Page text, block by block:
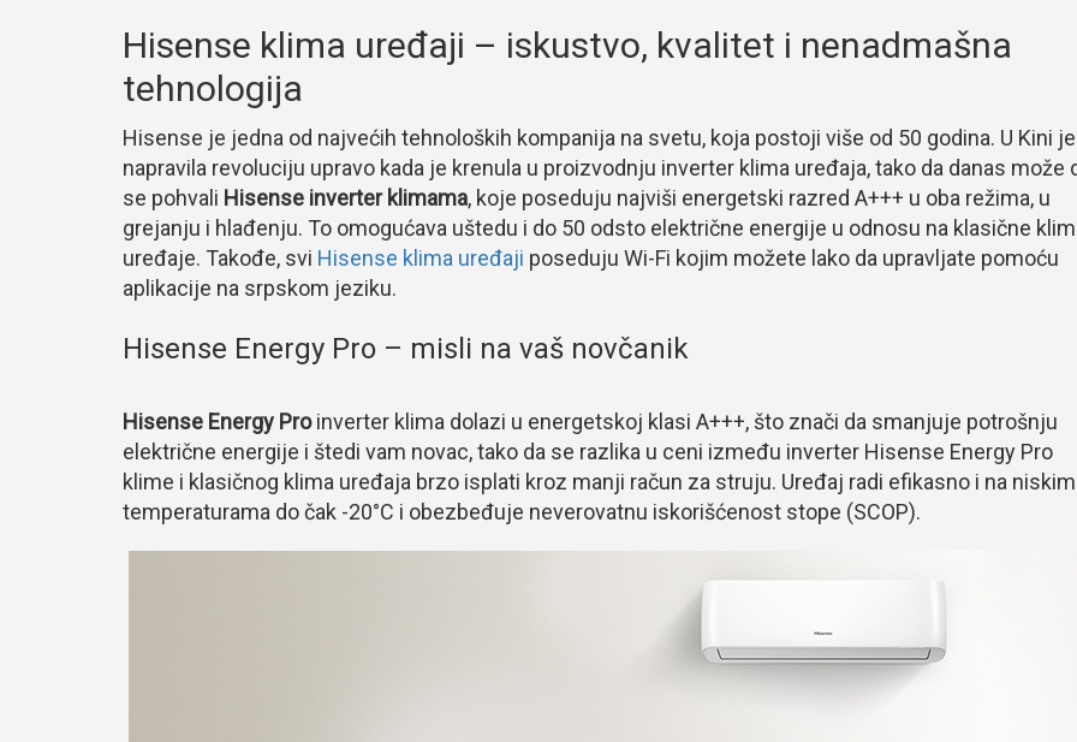
Hisense klima uređaji – iskustvo, kvalitet i nenadmašna
tehnologija
Hisense je jedna od najvećih tehnoloških kompanija na svetu, koja postoji više od 50 godina. U Kini je
napravila revoluciju upravo kada je krenula u proizvodnju inverter klima uređaja, tako da danas može
se pohvali Hisense inverter klimama, koje poseduju najviši energetski razred A+++ u oba režima, u
grejanju i hlađenju. To omogućava uštedu i do 50 odsto električne energije u odnosu na klasične
uređaje. Takođe, svi Hisense klima uređaji poseduju Wi-Fi kojim možete lako da upravljate pomoću
aplikacije na srpskom jeziku.
Hisense Energy Pro – misli na vaš novčanik
Hisense Energy Proinverter klima dolazi u energetskoj klasi A+++, što znači da smanjuje potrošnju
električne energije i štedi vam novac, tako da se razlika u ceni između inverter Hisense Energy Pro
klime i klasičnog klima uređaja brzo isplati kroz manji račun za struju. Uređaj radi efikasno i na niskim
temperaturama do čak -20°C i obezbeđuje neverovatnu iskorišćenost stope (SCOP).